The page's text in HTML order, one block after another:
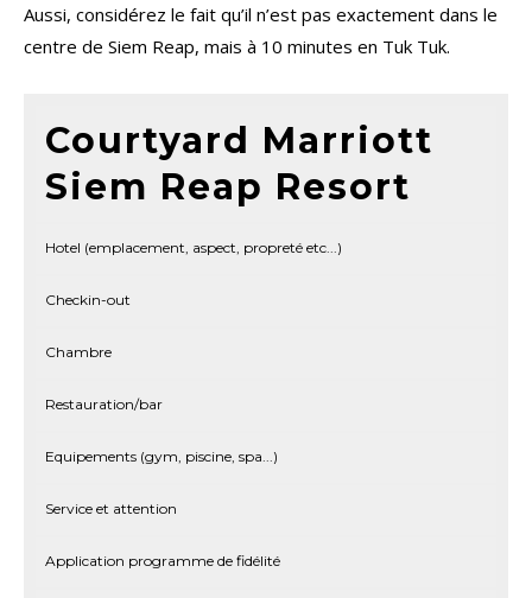
Aussi, considérez le fait qu’il n’est pas exactement dans le
centre de Siem Reap, mais à 10 minutes en Tuk Tuk.
Courtyard Marriott
Siem Reap Resort
Hotel (emplacement, aspect, propreté etc...)
Checkin-out
Chambre
Restauration/bar
Equipements (gym, piscine, spa...)
Service et attention
Application programme de fidélité